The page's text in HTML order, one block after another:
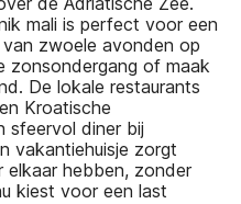
mali is perfect voor een
zwoele avonden op
zonsondergang of maak
De lokale restaurants
Kroatische
sfeervol diner bij
vakantiehuisje zorgt
hebben, zonder
kiest voor een last